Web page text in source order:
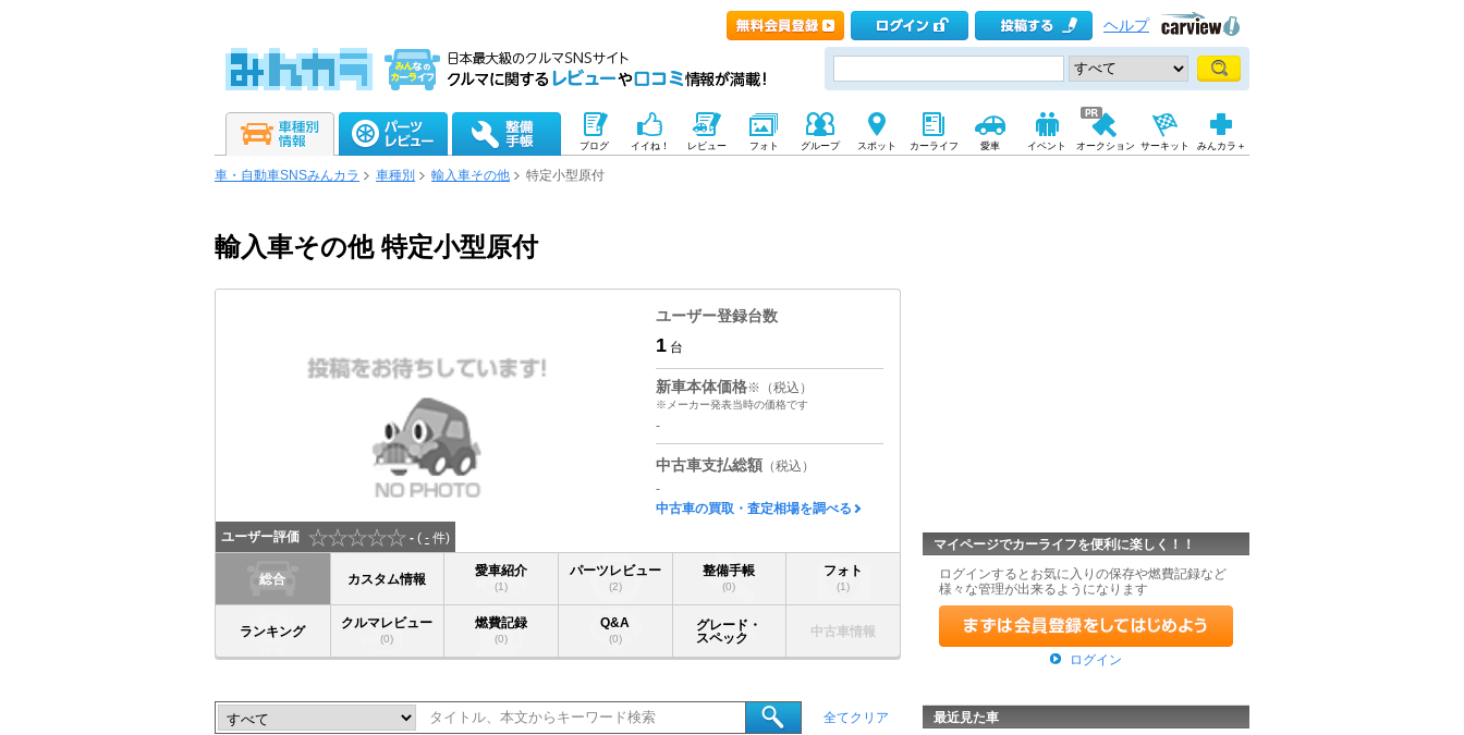
ヘルプ
ブログ イイね！ レビュー フォト グループ スポット カーライフ 愛車 イベント オークション サーキット みんカラ＋
車・自動車SNSみんカラ 車種別 輸入車その他 特定小型原付
輸入車その他 特定小型原付
ユーザー評価 - ( - 件)
ユーザー登録台数
1 台
新車本体価格※（税込）
※メーカー発表当時の価格です
-
中古車支払総額 （税込）
-
中古車の買取・査定相場を調べる
総合 カスタム情報
愛車紹介
(1)
パーツレビュー
(2)
整備手帳
(0)
フォト
(1)
ランキング
クルマレビュー
(0)
燃費記録
(0)
Q&A
(0)
グレード・
スペック
中古車情報
全てクリア
マイページでカーライフを便利に楽しく！！
ログインするとお気に入りの保存や燃費記録など
様々な管理が出来るようになります
ログイン
最近見た車